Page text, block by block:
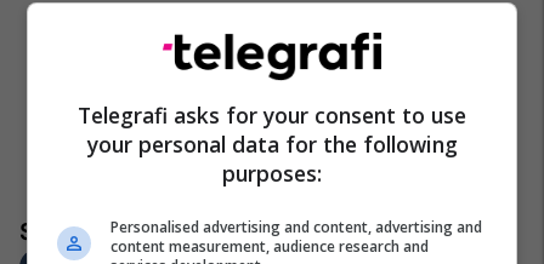
Telegrafi asks for your consent to use
your personal data for the following
purposes:
Personalised advertising and content, advertising and
content measurement, audience research and